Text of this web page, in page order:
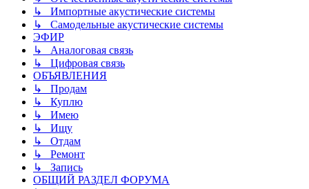
↳ Импортные акустические системы
↳ Самодельные акустические системы
ЭФИР
↳ Аналоговая связь
↳ Цифровая связь
ОБЪЯВЛЕНИЯ
↳ Продам
↳ Куплю
↳ Имею
↳ Ищу
↳ Отдам
↳ Ремонт
↳ Запись
ОБЩИЙ РАЗДЕЛ ФОРУМА